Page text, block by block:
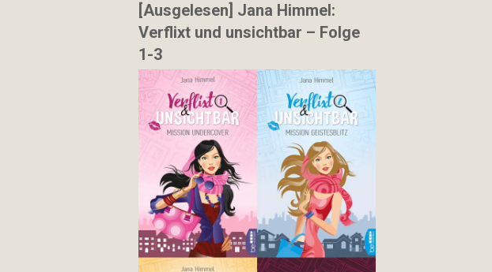
[Ausgelesen] Jana Himmel:
Verflixt und unsichtbar – Folge
1-3